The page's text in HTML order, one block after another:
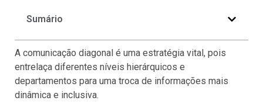
Sumário
A comunicação diagonal é uma estratégia vital, pois
entrelaça diferentes níveis hierárquicos e
departamentos para uma troca de informações mais
dinâmica e inclusiva.